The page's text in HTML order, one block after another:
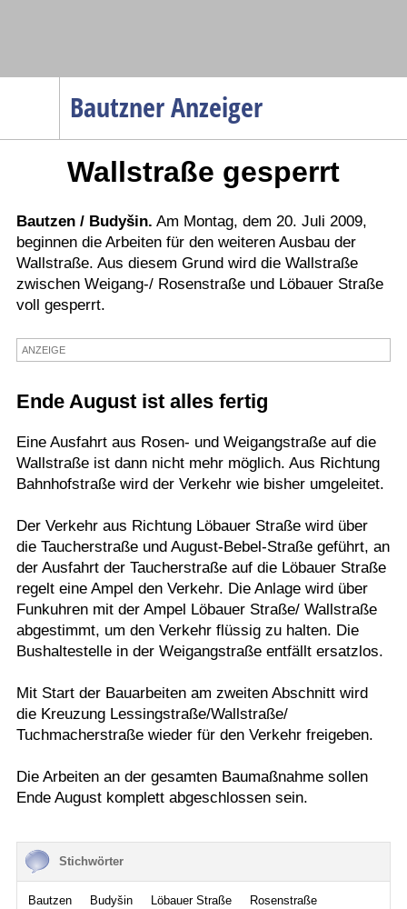
Bautzner Anzeiger
Menüpunkte
Gesellschaft
Wirtschaft
Service
Verkehr
Gesundheit
Sport
Termine
Kostenlos
Wallstraße gesperrt
Bautzen / Budyšin. Am Montag, dem 20. Juli 2009,
beginnen die Arbeiten für den weiteren Ausbau der
Wallstraße. Aus diesem Grund wird die Wallstraße
zwischen Weigang-/ Rosenstraße und Löbauer Straße
voll gesperrt.
ANZEIGE
Ende August ist alles fertig
Eine Ausfahrt aus Rosen- und Weigangstraße auf die
Wallstraße ist dann nicht mehr möglich. Aus Richtung
Bahnhofstraße wird der Verkehr wie bisher umgeleitet.
Der Verkehr aus Richtung Löbauer Straße wird über
die Taucherstraße und August-Bebel-Straße geführt, an
der Ausfahrt der Taucherstraße auf die Löbauer Straße
regelt eine Ampel den Verkehr. Die Anlage wird über
Funkuhren mit der Ampel Löbauer Straße/ Wallstraße
abgestimmt, um den Verkehr flüssig zu halten. Die
Bushaltestelle in der Weigangstraße entfällt ersatzlos.
Mit Start der Bauarbeiten am zweiten Abschnitt wird
die Kreuzung Lessingstraße/Wallstraße/
Tuchmacherstraße wieder für den Verkehr freigeben.
Die Arbeiten an der gesamten Baumaßnahme sollen
Ende August komplett abgeschlossen sein.
Stichwörter
Bautzen Budyšin Löbauer Straße
Rosenstraße